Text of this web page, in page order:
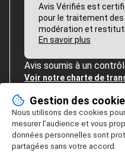
Avis Vérifiés est
pour le traitement des
modération et
En savoir plus
Avis soumis à un
Voir notre charte de
Gestion des
Nous utilisons des cookies
mesurer l’audience et vous
données personnelles sont
partagées sans votre accord.